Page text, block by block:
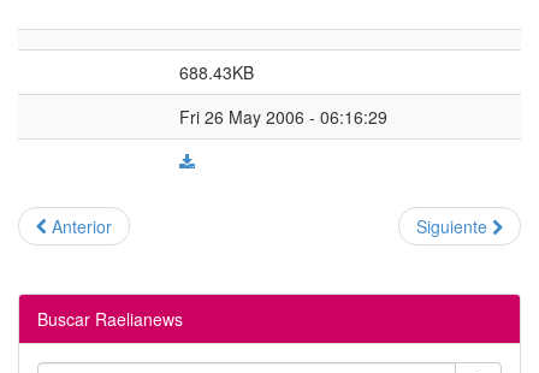
688.43KB
Fri 26 May 2006 - 06:16:29
Anterior Siguiente
Buscar Raelianews